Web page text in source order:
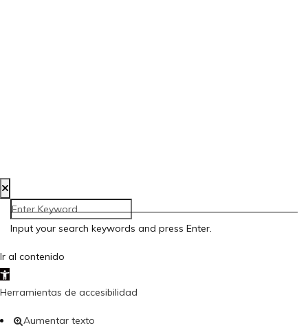
Input your search keywords and press Enter.
Ir al contenido
Abrir barra de herramientas
Herramientas de accesibilidad
Aumentar texto